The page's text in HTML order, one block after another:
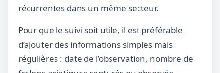
récurrentes dans un même secteur.
Pour que le suivi soit utile, il est préférable
d’ajouter des informations simples mais
régulières : date de l’observation, nombre de